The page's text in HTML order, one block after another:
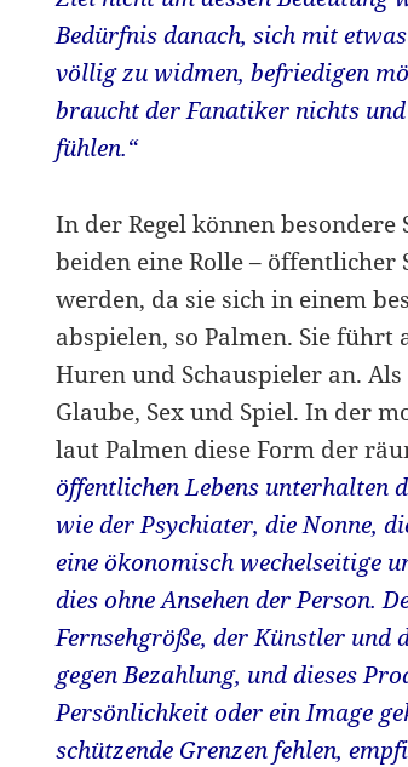
Bedürfnis danach, sich mit
völlig zu widmen, befriedigen
braucht der Fanatiker nichts
fühlen.“
In der Regel können
beiden eine Rolle – öffentlicher
werden, da sie sich in einem
abspielen, so Palmen. Sie führt
Huren und Schauspieler an.
Glaube, Sex und Spiel. In der
laut Palmen diese Form der
öffentlichen Lebens unterhalten
wie der Psychiater, die Nonne,
eine ökonomisch wechelseitige
dies ohne Ansehen der Person.
Fernsehgröße, der Künstler
gegen Bezahlung, und dieses
Persönlichkeit oder ein Image
schützende Grenzen fehlen,